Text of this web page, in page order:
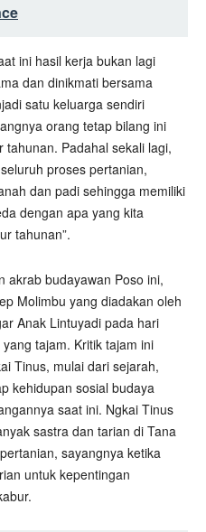
ini hasil kerja bukan lagi
dan dinikmati bersama
satu keluarga sendiri
orang tetap bilang ini
tahunan. Padahal sekali lagi,
proses pertanian,
dan padi sehingga memiliki
dengan apa yang kita
tahunan”.
akrab budayawan Poso ini,
Molimbu yang diadakan oleh
Anak Lintuyadi pada hari
tajam. Kritik tajam ini
Tinus, mulai dari sejarah,
kehidupan sosial budaya
saat ini. Ngkai Tinus
sastra dan tarian di Tana
sayangnya ketika
untuk kepentingan